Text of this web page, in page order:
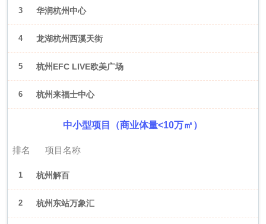
3 华润杭州中心
4 龙湖杭州西溪天街
5 杭州EFC LIVE欧美广场
6 杭州来福士中心
中小型项目（商业体量<10万㎡）
排名 项目名称
1 杭州解百
2 杭州东站万象汇